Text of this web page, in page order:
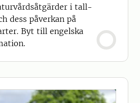
i tall-
dess påverkan på
Byt till engelska